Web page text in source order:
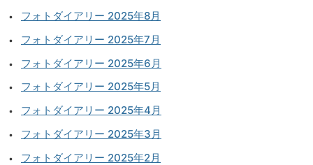
フォトダイアリー 2025年8月
フォトダイアリー 2025年7月
フォトダイアリー 2025年6月
フォトダイアリー 2025年5月
フォトダイアリー 2025年4月
フォトダイアリー 2025年3月
フォトダイアリー 2025年2月